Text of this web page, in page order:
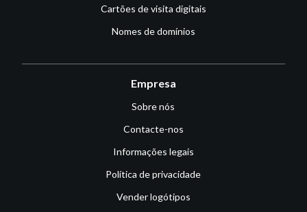
Cartões de visita digitais
Nomes de domínios
Empresa
Sobre nós
Contacte-nos
Informações legais
Política de privacidade
Vender logótipos